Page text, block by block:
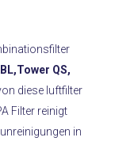
QS,
diese luftfilter
Filter reinigt
in